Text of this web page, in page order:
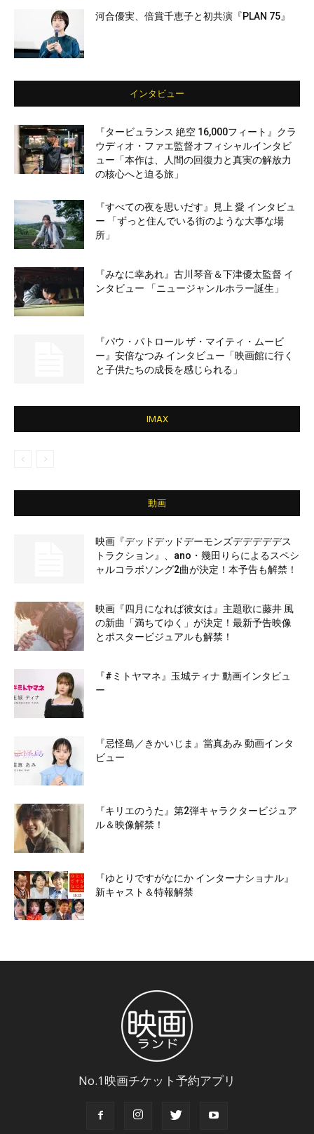
河合優実、倍賞千恵子と初共演『PLAN 75』
インタビュー
『タービュランス 絶空 16,000フィート』クラ
ウディオ・ファエ監督オフィシャルインタビ
ュー「本作は、人間の回復力と真実の解放力
の核心へと迫る旅」
『すべての夜を思いだす』見上 愛 インタビュ
ー 「ずっと住んでいる街のような大事な場
所」
『みなに幸あれ』古川琴音＆下津優太監督 イ
ンタビュー 「ニュージャンルホラー誕生」
『パウ・パトロール ザ・マイティ・ムービ
ー』安倍なつみ インタビュー「映画館に行く
と子供たちの成長を感じられる」
IMAX
動画
映画『デッドデッドデーモンズデデデデデス
トラクション』、ano・幾田りらによるスペシ
ャルコラボソング2曲が決定！本予告も解禁！
映画『四月になれば彼女は』主題歌に藤井 風
の新曲「満ちてゆく」が決定！最新予告映像
とポスタービジュアルも解禁！
『#ミトヤマネ』玉城ティナ 動画インタビュ
ー
『忌怪島／きかいじま』當真あみ 動画インタ
ビュー
『キリエのうた』第2弾キャラクタービジュア
ル＆映像解禁！
『ゆとりですがなにか インターナショナル』
新キャスト＆特報解禁
No.1映画チケット予約アプリ